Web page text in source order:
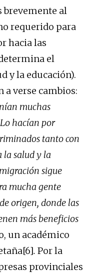
brevemente al
requerido para
hacia las
el
y la educación).
a verse cambios:
muchas
hacían por
tanto con
la salud y la
sigue
mucha gente
origen, donde las
más beneficios
un académico
. Por la
provinciales